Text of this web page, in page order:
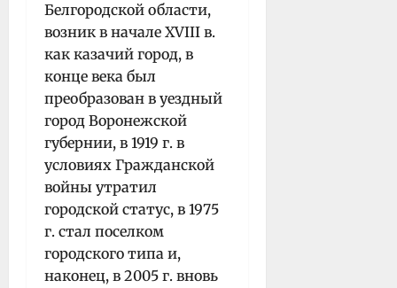
Белгородской области,
возник в начале XVIII в.
как казачий город, в
конце века был
преобразован в уездный
город Воронежской
губернии, в 1919 г. в
условиях Гражданской
войны утратил
городской статус, в 1975
г. стал поселком
городского типа и,
наконец, в 2005 г. вновь